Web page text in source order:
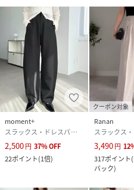
完売カラーの再入荷通知や、
を受けることができます。
☆ブランドのお気に入り登録
新商品や再入荷など、いち早
取ることができます。
性別タイプ
原産国 中国
素材 本体; ポリ
S、M、L
moment+
スラックス・ドレスパンツ
2,500円 37%OFF
22ポイント(1倍)
クーポン対象
Ranan
3,490円 12
317ポイント(
バック)